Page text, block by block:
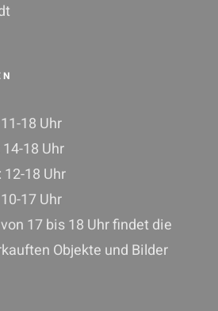
18 Uhr
18 Uhr
18 Uhr
17 Uhr
17 bis 18 Uhr findet die
Objekte und Bilder